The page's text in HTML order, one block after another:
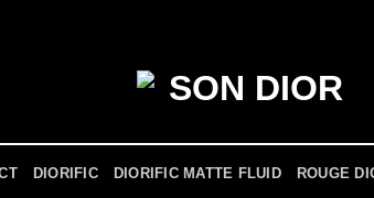
DIORIFIC DIORIFIC MATTE FLUID ROUGE